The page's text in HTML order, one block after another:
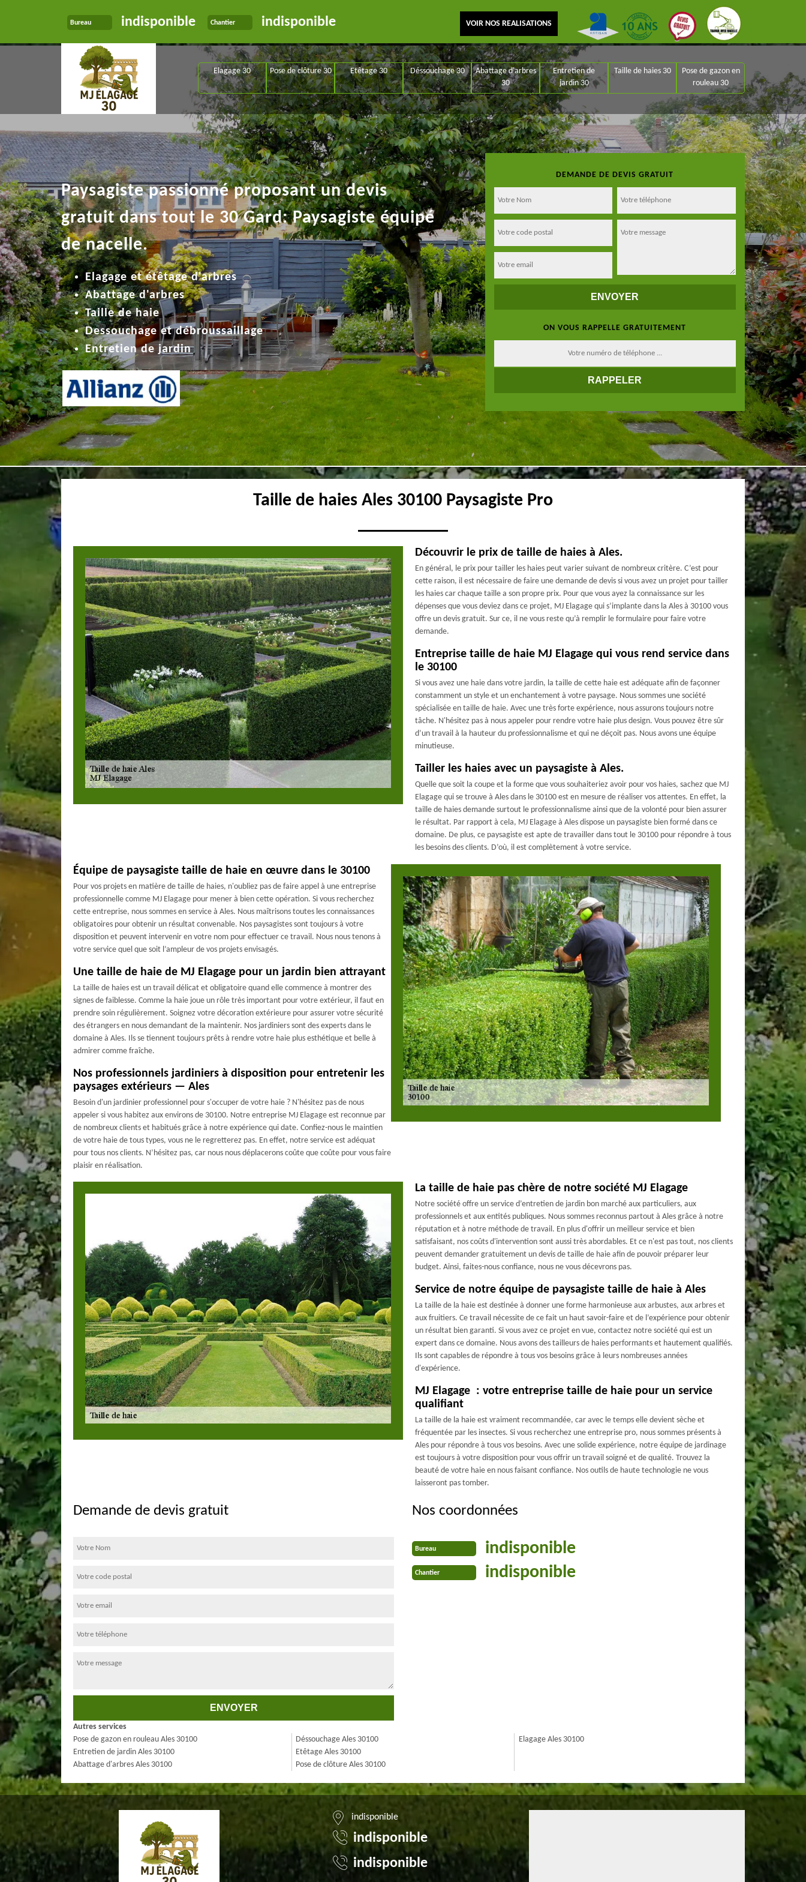
Bureau indisponible Chantier indisponible VOIR NOS REALISATIONS
Elagage 30 Pose de clôture 30 Etêtage 30 Déssouchage 30
Abattage d'arbres
30
Entretien de
jardin 30
Taille de haies 30
Pose de gazon en
rouleau 30
DEMANDE DE DEVIS GRATUIT
ON VOUS RAPPELLE GRATUITEMENT
Paysagiste passionné proposant un devis
gratuit dans tout le 30 Gard: Paysagiste équipé
de nacelle.
Elagage et étêtage d'arbres
Abattage d'arbres
Taille de haie
Dessouchage et débroussaillage
Entretien de jardin
Taille de haies Ales 30100 Paysagiste Pro
Découvrir le prix de taille de haies à Ales.
En général, le prix pour tailler les haies peut varier suivant de nombreux critère. C’est pour
cette raison, il est nécessaire de faire une demande de devis si vous avez un projet pour tailler
les haies car chaque taille a son propre prix. Pour que vous ayez la connaissance sur les
dépenses que vous deviez dans ce projet, MJ Elagage qui s’implante dans la Ales à 30100 vous
offre un devis gratuit. Sur ce, il ne vous reste qu’à remplir le formulaire pour faire votre
demande.
Entreprise taille de haie MJ Elagage qui vous rend service dans
le 30100
Si vous avez une haie dans votre jardin, la taille de cette haie est adéquate afin de façonner
constamment un style et un enchantement à votre paysage. Nous sommes une société
spécialisée en taille de haie. Avec une très forte expérience, nous assurons toujours notre
tâche. N'hésitez pas à nous appeler pour rendre votre haie plus design. Vous pouvez être sûr
d’un travail à la hauteur du professionnalisme et qui ne déçoit pas. Nous avons une équipe
minutieuse.
Tailler les haies avec un paysagiste à Ales.
Quelle que soit la coupe et la forme que vous souhaiteriez avoir pour vos haies, sachez que MJ
Elagage qui se trouve à Ales dans le 30100 est en mesure de réaliser vos attentes. En effet, la
taille de haies demande surtout le professionnalisme ainsi que de la volonté pour bien assurer
le résultat. Par rapport à cela, MJ Elagage à Ales dispose un paysagiste bien formé dans ce
domaine. De plus, ce paysagiste est apte de travailler dans tout le 30100 pour répondre à tous
les besoins des clients. D’où, il est complètement à votre service.
Équipe de paysagiste taille de haie en œuvre dans le 30100
Pour vos projets en matière de taille de haies, n'oubliez pas de faire appel à une entreprise
professionnelle comme MJ Elagage pour mener à bien cette opération. Si vous recherchez
cette entreprise, nous sommes en service à Ales. Nous maîtrisons toutes les connaissances
obligatoires pour obtenir un résultat convenable. Nos paysagistes sont toujours à votre
disposition et peuvent intervenir en votre nom pour effectuer ce travail. Nous nous tenons à
votre service quel que soit l’ampleur de vos projets envisagés.
Une taille de haie de MJ Elagage pour un jardin bien attrayant
La taille de haies est un travail délicat et obligatoire quand elle commence à montrer des
signes de faiblesse. Comme la haie joue un rôle très important pour votre extérieur, il faut en
prendre soin régulièrement. Soignez votre décoration extérieure pour assurer votre sécurité
des étrangers en nous demandant de la maintenir. Nos jardiniers sont des experts dans le
domaine à Ales. Ils se tiennent toujours prêts à rendre votre haie plus esthétique et belle à
admirer comme fraîche.
Nos professionnels jardiniers à disposition pour entretenir les
paysages extérieurs — Ales
Besoin d'un jardinier professionnel pour s'occuper de votre haie ? N'hésitez pas de nous
appeler si vous habitez aux environs de 30100. Notre entreprise MJ Elagage est reconnue par
de nombreux clients et habitués grâce à notre expérience qui date. Confiez-nous le maintien
de votre haie de tous types, vous ne le regretterez pas. En effet, notre service est adéquat
pour tous nos clients. N’hésitez pas, car nous nous déplacerons coûte que coûte pour vous faire
plaisir en réalisation.
La taille de haie pas chère de notre société MJ Elagage
Notre société offre un service d’entretien de jardin bon marché aux particuliers, aux
professionnels et aux entités publiques. Nous sommes reconnus partout à Ales grâce à notre
réputation et à notre méthode de travail. En plus d'offrir un meilleur service et bien
satisfaisant, nos coûts d'intervention sont aussi très abordables. Et ce n'est pas tout, nos clients
peuvent demander gratuitement un devis de taille de haie afin de pouvoir préparer leur
budget. Ainsi, faites-nous confiance, nous ne vous décevrons pas.
Service de notre équipe de paysagiste taille de haie à Ales
La taille de la haie est destinée à donner une forme harmonieuse aux arbustes, aux arbres et
aux fruitiers. Ce travail nécessite de ce fait un haut savoir-faire et de l’expérience pour obtenir
un résultat bien garanti. Si vous avez ce projet en vue, contactez notre société qui est un
expert dans ce domaine. Nous avons des tailleurs de haies performants et hautement qualifiés.
Ils sont capables de répondre à tous vos besoins grâce à leurs nombreuses années
d'expérience.
MJ Elagage : votre entreprise taille de haie pour un service
qualifiant
La taille de la haie est vraiment recommandée, car avec le temps elle devient sèche et
fréquentée par les insectes. Si vous recherchez une entreprise pro, nous sommes présents à
Ales pour répondre à tous vos besoins. Avec une solide expérience, notre équipe de jardinage
est toujours à votre disposition pour vous offrir un travail soigné et de qualité. Trouvez la
beauté de votre haie en nous faisant confiance. Nos outils de haute technologie ne vous
laisseront pas tomber.
Demande de devis gratuit Nos coordonnées
Bureau indisponible
Chantier indisponible
Autres services
Pose de gazon en rouleau Ales 30100
Entretien de jardin Ales 30100
Abattage d'arbres Ales 30100
Déssouchage Ales 30100
Etêtage Ales 30100
Pose de clôture Ales 30100
Elagage Ales 30100
indisponible
indisponible
indisponible